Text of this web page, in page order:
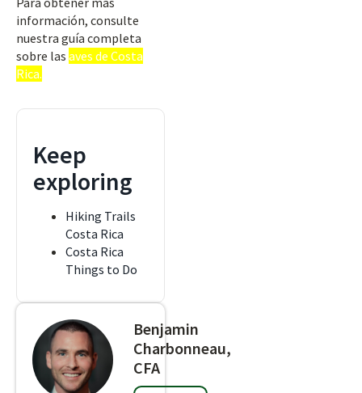
información, consulte
nuestra guía completa
sobre las aves de Costa
Rica.
Keep
exploring
Hiking Trails
Costa Rica
Costa Rica
Things to Do
Benjamin
Charbonneau,
CFA